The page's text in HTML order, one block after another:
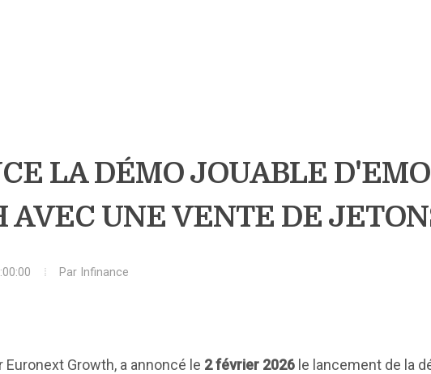
LA DÉMO JOUABLE
AVEC UNE VENTE DE
Par Infinance
Euronext Growth, a annoncé le 2 février 2026 le lancement de la